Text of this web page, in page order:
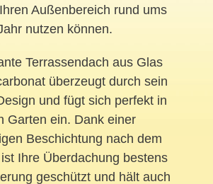
Außenbereich rund ums
nutzen können.
Terrassendach aus Glas
überzeugt durch sein
und fügt sich perfekt in
Garten ein. Dank einer
Beschichtung nach dem
Ihre Überdachung bestens
geschützt und hält auch